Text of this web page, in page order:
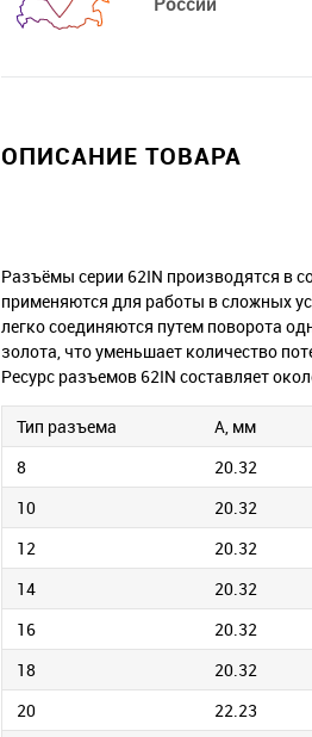
ОПИСАНИЕ ТОВАРА
Разъёмы серии 62IN производятся в
применяются для работы в сложных
легко соединяются путем поворота
золота, что уменьшает количество
Ресурс разъемов 62IN составляет
Тип разъема A, мм
8
20.32
10
20.32
12
20.32
14
20.32
16
20.32
18
20.32
20
22.23